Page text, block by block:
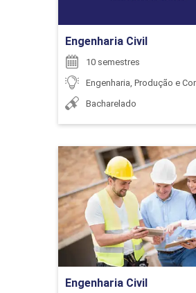
ENCONTRO ACADÊMICO/
6
ENCONTRO ACADÊMICO/
6
Engenharia Civil
10 semestres
Engenharia, Produção e
Bacharelado
Engenharia Civil
Detalhes do
Ir para Inscrição